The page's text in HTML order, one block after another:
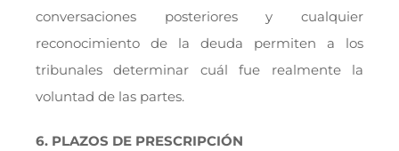
conversaciones posteriores y cualquier
reconocimiento de la deuda permiten a los
tribunales determinar cuál fue realmente la
voluntad de las partes.
6. PLAZOS DE PRESCRIPCIÓN